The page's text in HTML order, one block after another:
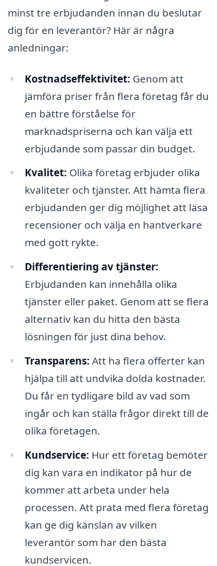
minst tre erbjudanden innan du beslutar
dig för en leverantör? Här är några
anledningar:
Kostnadseffektivitet: Genom att
jämföra priser från flera företag får du
en bättre förståelse för
marknadspriserna och kan välja ett
erbjudande som passar din budget.
Kvalitet: Olika företag erbjuder olika
kvaliteter och tjänster. Att hämta flera
erbjudanden ger dig möjlighet att läsa
recensioner och välja en hantverkare
med gott rykte.
Differentiering av tjänster:
Erbjudanden kan innehålla olika
tjänster eller paket. Genom att se flera
alternativ kan du hitta den bästa
lösningen för just dina behov.
Transparens: Att ha flera offerter kan
hjälpa till att undvika dolda kostnader.
Du får en tydligare bild av vad som
ingår och kan ställa frågor direkt till de
olika företagen.
Kundservice: Hur ett företag bemöter
dig kan vara en indikator på hur de
kommer att arbeta under hela
processen. Att prata med flera företag
kan ge dig känslan av vilken
leverantör som har den bästa
kundservicen.